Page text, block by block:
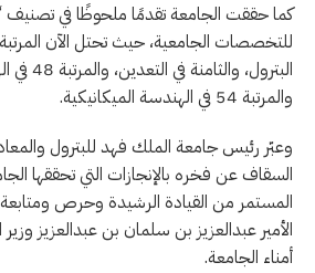
كما حققت الجامعة تقدمًا ملحوظًا في تصنيف
للتخصصات الجامعية، حيث تحتل الآن المرتبة
البترول،
والمرتبة 54 في الهندسة الميكانيكية.
وعبّر رئيس جامعة الملك فهد للبترول
السقاف عن فخره بالإنجازات التي تحققها
المستمر من القيادة الرشيدة وحرص
الأمير عبدالعزيز بن سلمان بن عبدالعزيز
أمناء الجامعة.